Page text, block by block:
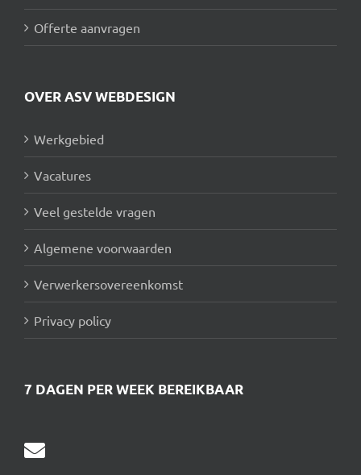
Offerte aanvragen
OVER ASV WEBDESIGN
Werkgebied
Vacatures
Veel gestelde vragen
Algemene voorwaarden
Verwerkersovereenkomst
Privacy policy
7 DAGEN PER WEEK BEREIKBAAR